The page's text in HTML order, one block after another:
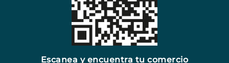
Escanea y encuentra tu comercio